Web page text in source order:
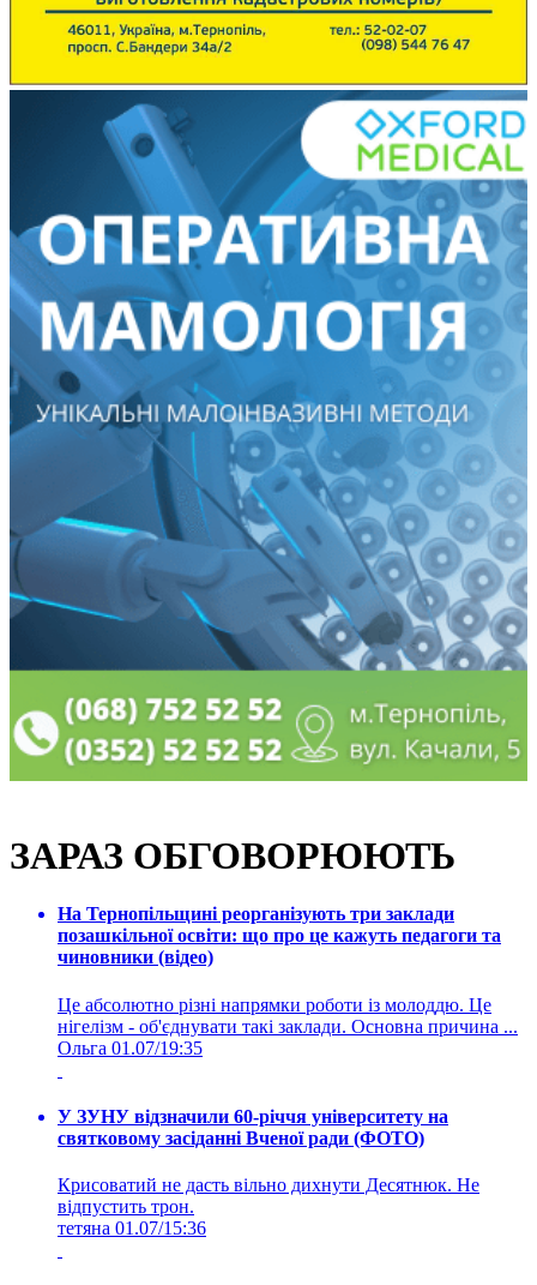
ЗАРАЗ ОБГОВОРЮЮТЬ
На Тернопільщині реорганізують три заклади
позашкільної освіти: що про це кажуть педагоги та
чиновники (відео)
Це абсолютно різні напрямки роботи із молоддю. Це
нігелізм - об'єднувати такі заклади. Основна причина ...
Ольга 01.07/19:35
У ЗУНУ відзначили 60-річчя університету на
святковому засіданні Вченої ради (ФОТО)
Крисоватий не дасть вільно дихнути Десятнюк. Не
відпустить трон.
тетяна 01.07/15:36